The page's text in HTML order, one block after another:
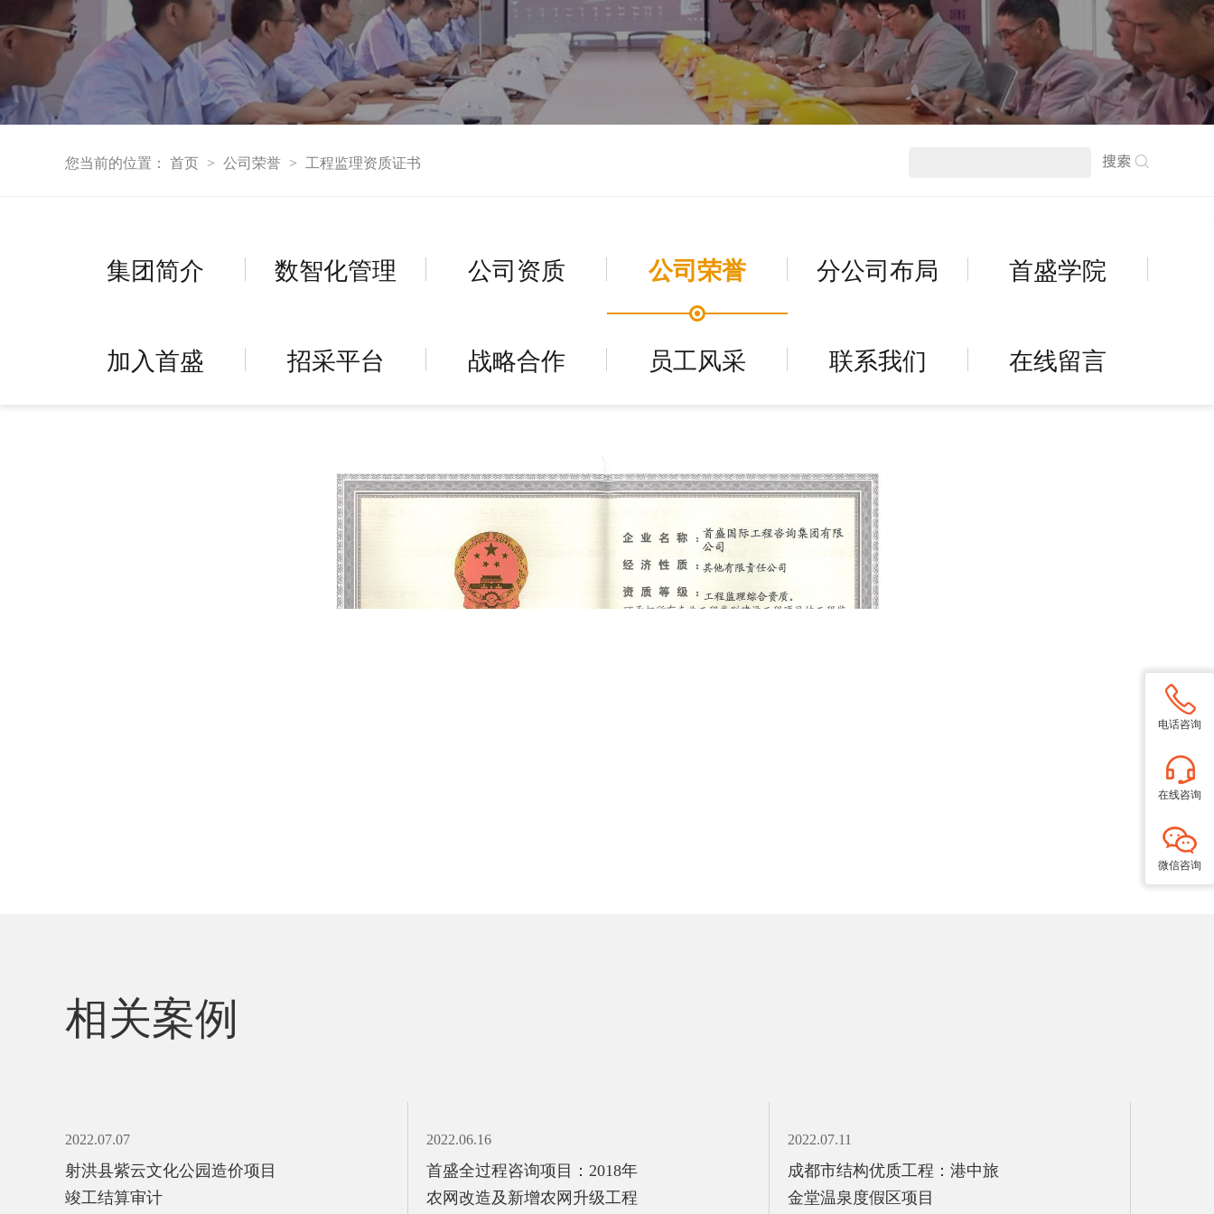
您当前的位置： 首页 > 公司荣誉 > 工程监理资质证书
集团简介 数智化管理 公司资质 公司荣誉 分公司布局 首盛学院
加入首盛 招采平台 战略合作 员工风采 联系我们 在线留言
相关案例
2022.07.07
射洪县紫云文化公园造价项目
竣工结算审计
2022.06.16
首盛全过程咨询项目：2018年
农网改造及新增农网升级工程
2022.07.11
成都市结构优质工程：港中旅
金堂温泉度假区项目
电话咨询
在线咨询
微信咨询